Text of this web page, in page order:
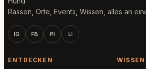
Rassen, Orte, Events, Wissen, alles an
IG FB PI LI
ENTDECKEN WISSEN